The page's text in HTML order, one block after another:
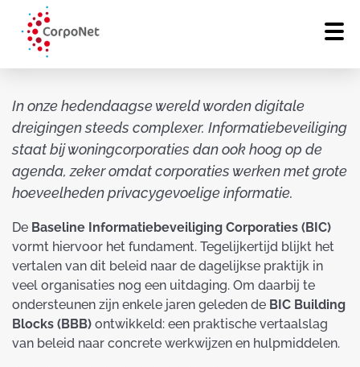
In onze hedendaagse wereld worden digitale
dreigingen steeds complexer. Informatiebeveiliging
staat bij woningcorporaties dan ook hoog op de
agenda, zeker omdat corporaties werken met grote
hoeveelheden privacygevoelige informatie.
De Baseline Informatiebeveiliging Corporaties (BIC)
vormt hiervoor het fundament. Tegelijkertijd blijkt het
vertalen van dit beleid naar de dagelijkse praktijk in
veel organisaties nog een uitdaging. Om daarbij te
ondersteunen zijn enkele jaren geleden de BIC Building
Blocks (BBB) ontwikkeld: een praktische vertaalslag
van beleid naar concrete werkwijzen en hulpmiddelen.